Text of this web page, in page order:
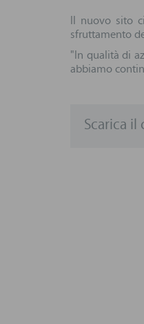
Il nuovo sito
sfruttamento
"In qualità di
abbiamo
Scarica